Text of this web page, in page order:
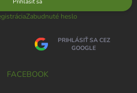
Prihlásiť sa
Zabudnuté heslo
PRIHLÁSIŤ SA CEZ
GOOGLE
FACEBOOK